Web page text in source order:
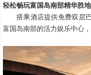
轻松畅玩富国岛南部精华胜地
搭乘酒店提供免费双层
富国岛南部的活力娱乐中心